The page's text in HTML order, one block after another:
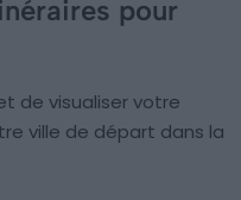
pour
de visualiser votre
ville de départ dans la